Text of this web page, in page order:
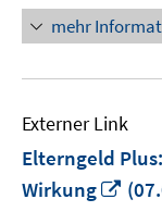
mehr
Externer Link
Elterngeld
Wirkung
In